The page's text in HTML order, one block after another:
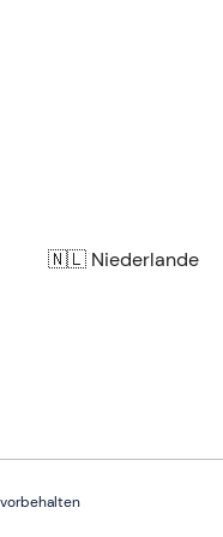
🇳🇱 Niederlande